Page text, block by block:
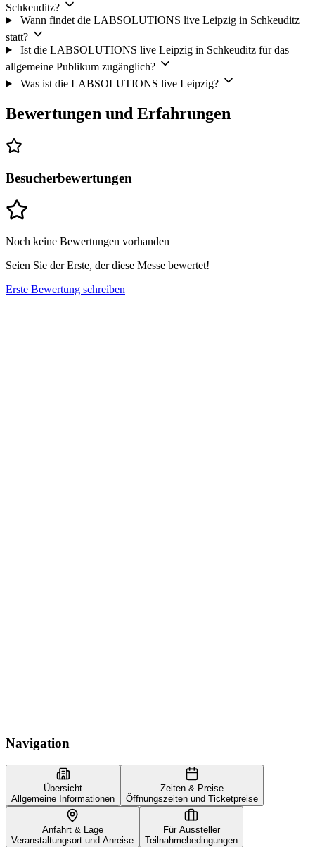
Schkeuditz?
Wann findet die LABSOLUTIONS live Leipzig in Schkeuditz
statt?
Ist die LABSOLUTIONS live Leipzig in Schkeuditz für das
allgemeine Publikum zugänglich?
Was ist die LABSOLUTIONS live Leipzig?
Bewertungen und Erfahrungen
Besucherbewertungen
Noch keine Bewertungen vorhanden
Seien Sie der Erste, der diese Messe bewertet!
Erste Bewertung schreiben
Navigation
Übersicht
Allgemeine Informationen
Zeiten & Preise
Öffnungszeiten und Ticketpreise
Anfahrt & Lage
Veranstaltungsort und Anreise
Für Aussteller
Teilnahmebedingungen